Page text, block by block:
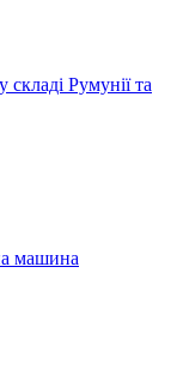
складі Румунії та
машина